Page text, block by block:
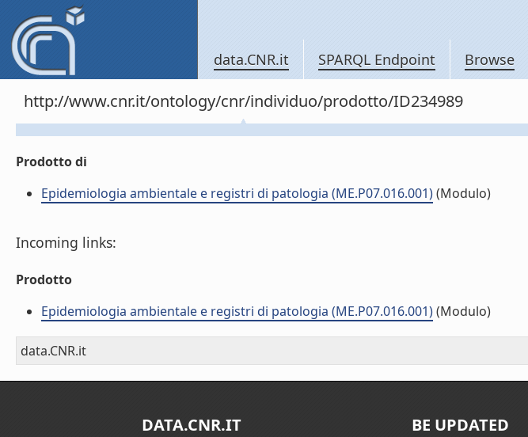
data.CNR.it SPARQL Endpoint Browse
http://www.cnr.it/ontology/cnr/individuo/prodotto/ID234989
Prodotto di
Epidemiologia ambientale e registri di patologia (ME.P07.016.001)(Modulo)
Incoming links:
Prodotto
Epidemiologia ambientale e registri di patologia (ME.P07.016.001)(Modulo)
data.CNR.it
DATA.CNR.IT BE UPDATED